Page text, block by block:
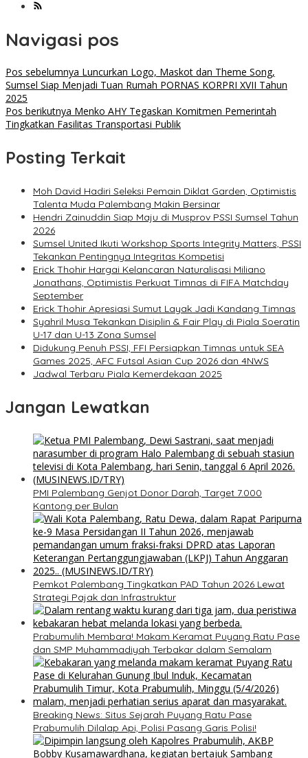
Navigasi pos
Pos sebelumnya Luncurkan Logo, Maskot dan Theme Song,
Sumsel Siap Menjadi Tuan Rumah PORNAS KORPRI XVII Tahun
2025
Pos berikutnya Menko AHY Tegaskan Komitmen Pemerintah
Tingkatkan Fasilitas Transportasi Publik
Posting Terkait
Moh David Hadiri Seleksi Pemain Diklat Garden, Optimistis
Talenta Muda Palembang Makin Bersinar
Hendri Zainuddin Siap Maju di Musprov PSSI Sumsel Tahun
2026
Sumsel United Ikuti Workshop Sports Integrity Matters, PSSI
Tekankan Pentingnya Integritas Kompetisi
Erick Thohir Hargai Kelancaran Naturalisasi Miliano
Jonathans, Optimistis Perkuat Timnas di FIFA Matchday
September
Erick Thohir Apresiasi Sumut Layak Jadi Kandang Timnas
Syahril Musa Tekankan Disiplin & Fair Play di Piala Soeratin
U-17 dan U-13 Zona Sumsel
Didukung Penuh PSSI, FFI Persiapkan Timnas untuk SEA
Games 2025, AFC Futsal Asian Cup 2026 dan 4NWS
Jadwal Terbaru Piala Kemerdekaan 2025
Jangan Lewatkan
PMI Palembang Genjot Donor Darah, Target 7.000
Kantong per Bulan
Pemkot Palembang Tingkatkan PAD Tahun 2026 Lewat
Strategi Pajak dan Infrastruktur
Prabumulih Membara! Makam Keramat Puyang Ratu Pase
dan SMP Muhammadiyah Terbakar dalam Semalam
Breaking News: Situs Sejarah Puyang Ratu Pase
Prabumulih Dilalap Api, Polisi Pasang Garis Polisi!